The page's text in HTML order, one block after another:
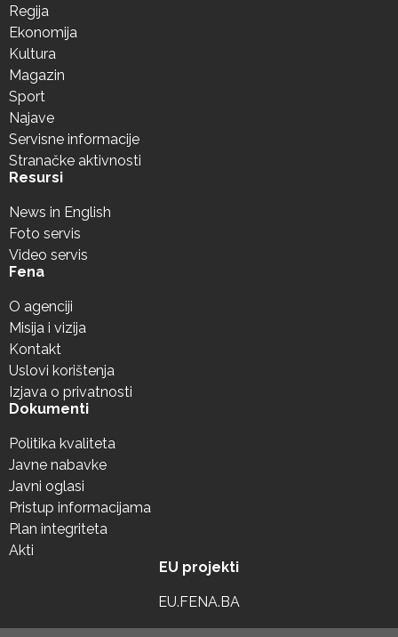
Regija
Ekonomija
Kultura
Magazin
Sport
Najave
Servisne informacije
Stranačke aktivnosti
Resursi
News in English
Foto servis
Video servis
Fena
O agenciji
Misija i vizija
Kontakt
Uslovi korištenja
Izjava o privatnosti
Dokumenti
Politika kvaliteta
Javne nabavke
Javni oglasi
Pristup informacijama
Plan integriteta
Akti
EU projekti
EU.FENA.BA